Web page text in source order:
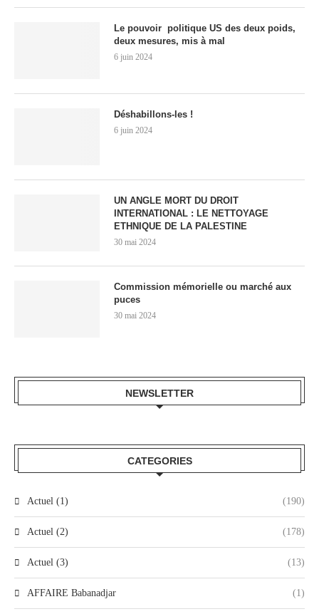
Le pouvoir politique US des deux poids,
deux mesures, mis à mal
6 juin 2024
Déshabillons-les !
6 juin 2024
UN ANGLE MORT DU DROIT
INTERNATIONAL : LE NETTOYAGE
ETHNIQUE DE LA PALESTINE
30 mai 2024
Commission mémorielle ou marché aux
puces
30 mai 2024
NEWSLETTER
CATEGORIES
Actuel (1) (190)
Actuel (2) (178)
Actuel (3) (13)
AFFAIRE Babanadjar (1)